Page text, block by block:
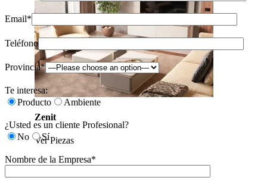
Zenit
Ver Piezas
Email*
Teléfono
Provincia*
Te interesa:
Producto
Ambiente
¿Usted es un cliente Profesional?
No
Sí
Nombre de la Empresa*